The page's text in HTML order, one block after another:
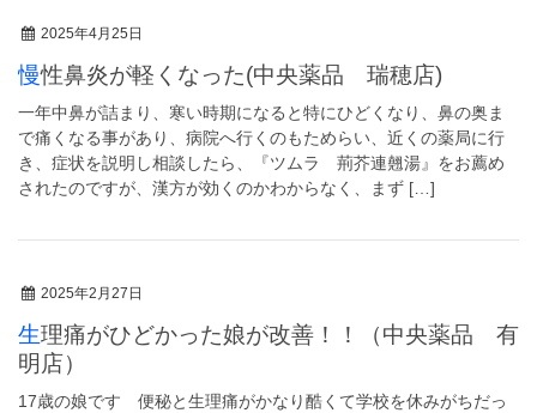
2025年4月25日
慢性鼻炎が軽くなった(中央薬品 瑞穂店)
一年中鼻が詰まり、寒い時期になると特にひどくなり、鼻の奥ま
で痛くなる事があり、病院へ行くのもためらい、近くの薬局に行
き、症状を説明し相談したら、『ツムラ 荊芥連翹湯』をお薦め
されたのですが、漢方が効くのかわからなく、まず […]
2025年2月27日
生理痛がひどかった娘が改善！！（中央薬品 有
明店）
17歳の娘です 便秘と生理痛がかなり酷くて学校を休みがちだっ